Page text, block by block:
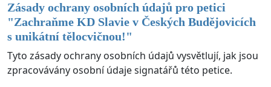
Zásady ochrany osobních údajů pro petici
"Zachraňme KD Slavie v Českých Budějovicích
s unikátní tělocvičnou!"
Tyto zásady ochrany osobních údajů vysvětlují, jak jsou
zpracovávány osobní údaje signatářů této petice.